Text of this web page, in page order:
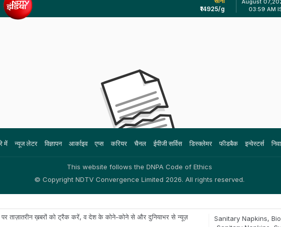
पर ताज़ातरीन ख़बरों को ट्रैक करें, व देश के कोने-कोने से और दुनियाभर से न्यूज़
Sanitary Napkins,